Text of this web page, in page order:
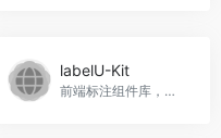
labelU-Kit
前端标注组件库，支持多种数据标注方式。labelU-Kit官网入口网址